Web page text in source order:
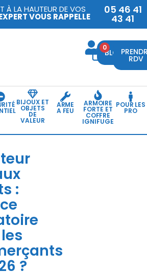
À LA HAUTEUR DE VOS
VOUS RAPPELLE
05 46 41
43 41
0BLOG
RDV
BIJOUX ET
OBJETS
DE
VALEUR
ARME
A FEU
ARMOIRE
FORTE ET
COFFRE
IGNIFUGE
POUR LES
PRO
:
?